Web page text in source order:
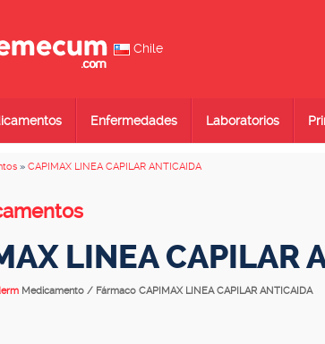
Chile
Enfermedades Laboratorios
» CAPIMAX LINEA CAPILAR ANTICAIDA
LINEA CAPILAR
Medicamento / Fármaco CAPIMAX LINEA CAPILAR ANTICAIDA